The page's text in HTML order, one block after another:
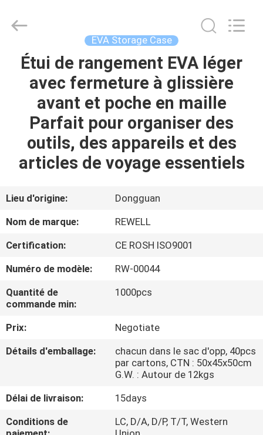
MAISON
PRODUITS
SUJET
NOUS
D'USINE
CONTRÔLE
DE
QUALITÉ
DU
Limited.
Developed
EVA Storage Case
Étui de rangement EVA léger
avec fermeture à glissière
avant et poche en maille
Parfait pour organiser des
outils, des appareils et des
articles de voyage essentiels
Lieu d'origine:
Dongguan
Nom de marque:
REWELL
Certification:
CE ROSH ISO9001
Numéro de modèle:
RW-00044
Quantité de
commande min:
1000pcs
Prix:
Negotiate
Détails d'emballage:
chacun dans le sac d'opp, 40pcs
par cartons, CTN : 50x45x50cm
G.W. : Autour de 12kgs
Délai de livraison:
15days
Conditions de
LC, D/A, D/P, T/T, Western